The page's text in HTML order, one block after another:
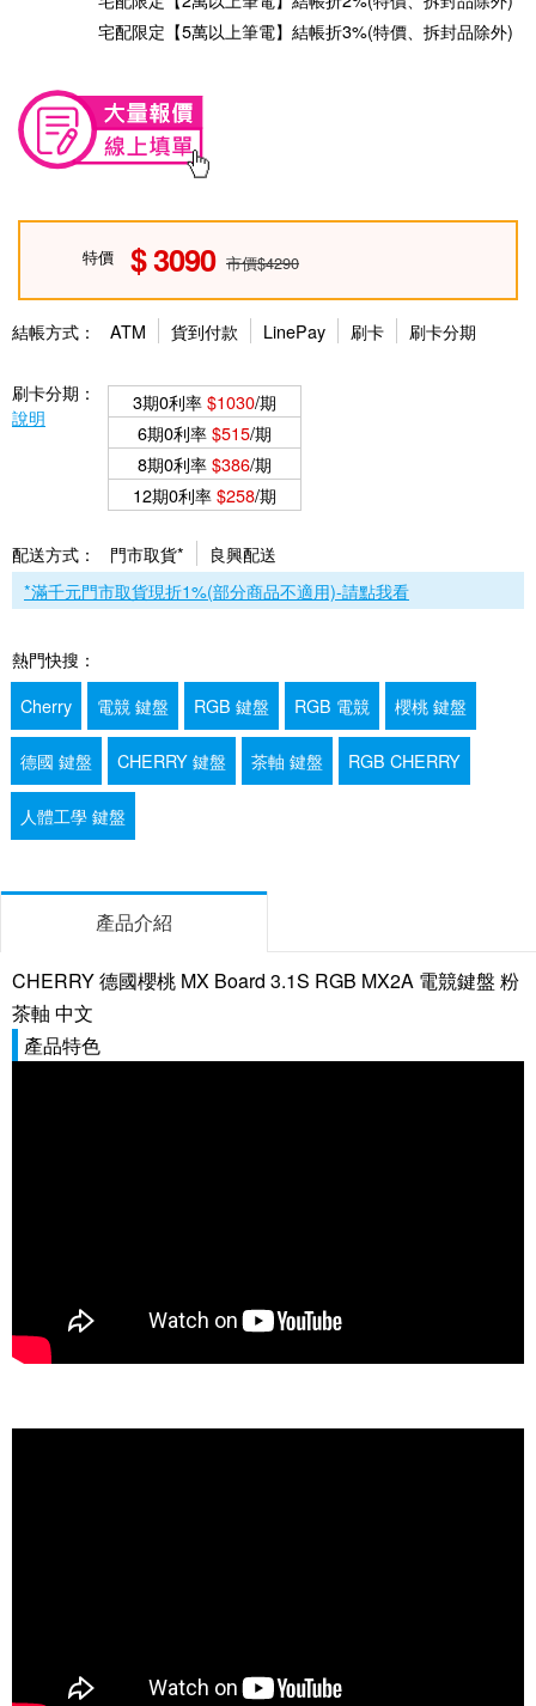
宅配限定【5萬以上筆電】結帳折3%(特價、拆封品除外)
特價 3090 市價$4290
結帳方式： ATM 貨到付款 LinePay 刷卡 刷卡分期
刷卡分期：
說明
3期0利率$1030/期
6期0利率$515/期
8期0利率$386/期
12期0利率$258/期
配送方式： 門市取貨*
良興配送
*滿千元門市取貨現折1%(部分商品不適用)-請點我看
熱門快搜：
Cherry
電競 鍵盤 RGB 鍵盤 RGB 電競 櫻桃 鍵盤
德國 鍵盤 CHERRY 鍵盤 茶軸 鍵盤 RGB CHERRY
人體工學 鍵盤
產品介紹
CHERRY 德國櫻桃 MX Board 3.1S RGB MX2A 電競鍵盤 粉
茶軸 中文
產品特色